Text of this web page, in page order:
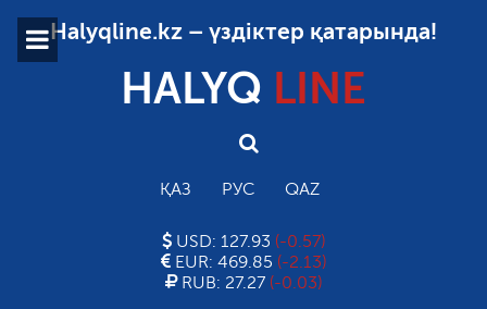
Halyqline.kz – үздіктер қатарында!
HALYQ LINE
ҚАЗ РУС QAZ
USD: 127.93 (-0.57)
EUR: 469.85 (-2.13)
RUB: 27.27 (-0.03)